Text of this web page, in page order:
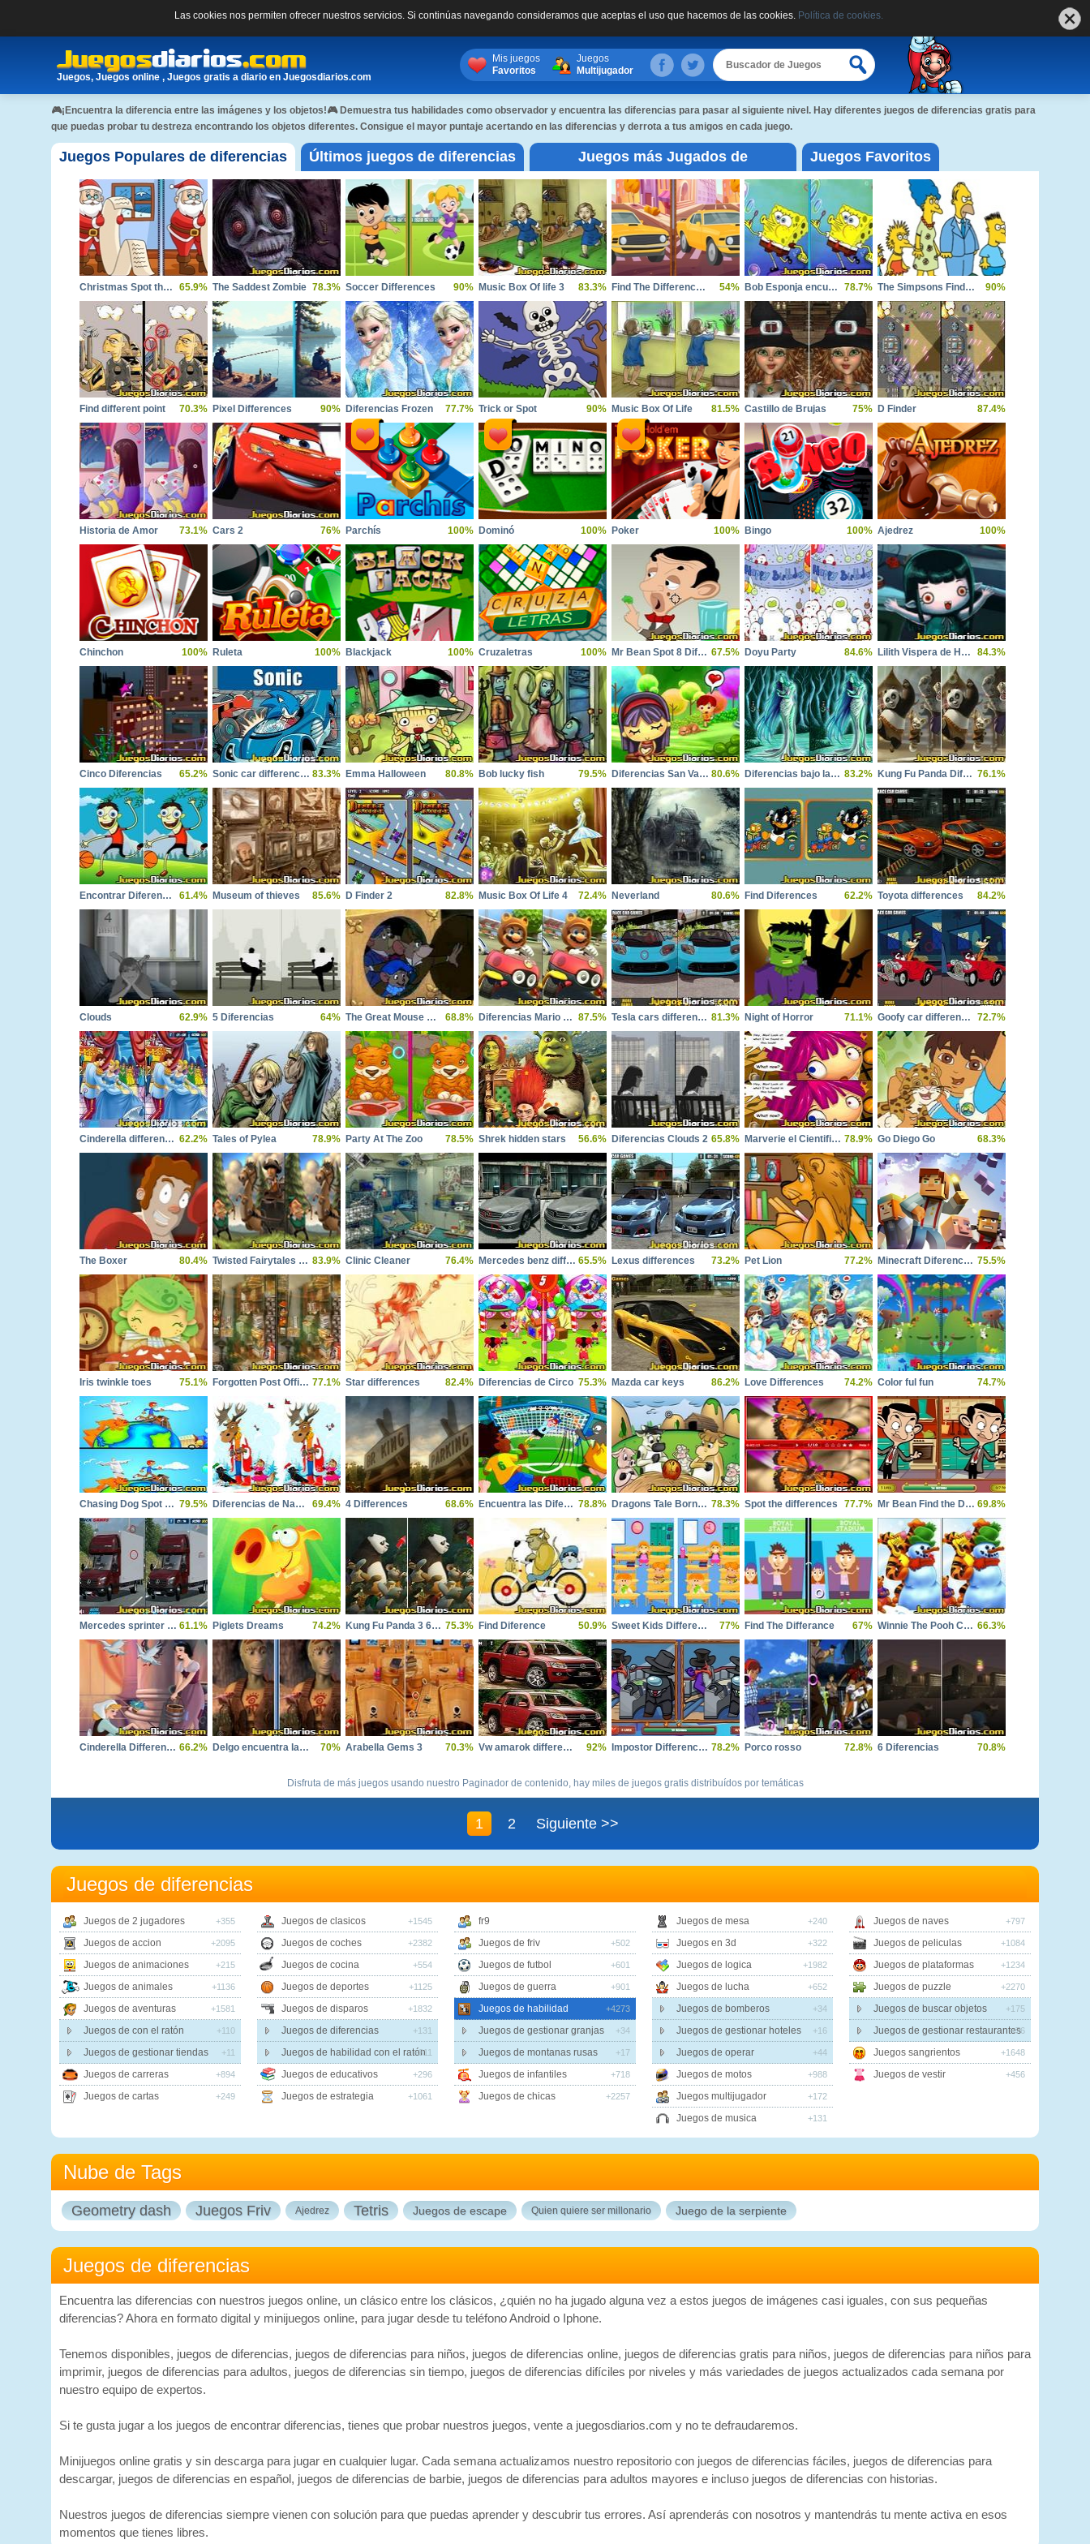
Las cookies nos permiten ofrecer nuestros servicios. Si continúas navegando consideramos que aceptas el uso que hacemos de las cookies. Política de cookies.
Juegos, Juegos online , Juegos gratis a diario en Juegosdiarios.com
Mis juegos
Favoritos
Juegos
Multijugador
🎮¡Encuentra la diferencia entre las imágenes y los objetos!🎮 Demuestra tus habilidades como observador y encuentra las diferencias para pasar al siguiente nivel. Hay diferentes juegos de diferencias gratis para
que puedas probar tu destreza encontrando los objetos diferentes. Consigue el mayor puntaje acertando en las diferencias y derrota a tus amigos en cada juego.
Juegos Populares de diferencias Últimos juegos de diferencias
Juegos más Jugados de
diferencias
Juegos Favoritos
Christmas Spot the Difference 65.9% The Saddest Zombie 78.3% Soccer Differences 90% Music Box Of life 3 83.3% Find The Differences Cars 54% Bob Esponja encuentra las diferencias 78.7% The Simpsons Find the Difference 90%
Find different point 70.3% Pixel Differences 90% Diferencias Frozen 77.7% Trick or Spot 90% Music Box Of Life 81.5% Castillo de Brujas 75% D Finder 87.4%
Historia de Amor 73.1% Cars 2 76% Parchís 100% Dominó 100% Poker 100% Bingo 100% Ajedrez 100%
Chinchon 100% Ruleta 100% Blackjack 100% Cruzaletras 100% Mr Bean Spot 8 Difference 67.5% Doyu Party 84.6% Lilith Vispera de Halloween 84.3%
Cinco Diferencias 65.2% Sonic car differences 83.3% Emma Halloween 80.8% Bob lucky fish 79.5% Diferencias San Valentin 80.6% Diferencias bajo la Luna 83.2% Kung Fu Panda Diferencias 76.1%
Encontrar Diferencias 61.4% Museum of thieves 85.6% D Finder 2 82.8% Music Box Of Life 4 72.4% Neverland 80.6% Find Diferences 62.2% Toyota differences 84.2%
Clouds 62.9% 5 Diferencias 64% The Great Mouse Detective 68.8% Diferencias Mario Car 87.5% Tesla cars differences 81.3% Night of Horror 71.1% Goofy car differences 72.7%
Cinderella differences 62.2% Tales of Pylea 78.9% Party At The Zoo 78.5% Shrek hidden stars 56.6% Diferencias Clouds 2 65.8% Marverie el Cientifico Loco 78.9% Go Diego Go 68.3%
The Boxer 80.4% Twisted Fairytales Robin Hood 83.9% Clinic Cleaner 76.4% Mercedes benz differences 65.5% Lexus differences 73.2% Pet Lion 77.2% Minecraft Diferencias 75.5%
Iris twinkle toes 75.1% Forgotten Post Office 77.1% Star differences 82.4% Diferencias de Circo 75.3% Mazda car keys 86.2% Love Differences 74.2% Color ful fun 74.7%
Chasing Dog Spot The Difference 79.5% Diferencias de Navidad 69.4% 4 Differences 68.6% Encuentra las Diferencias World Cup 78.8% Dragons Tale Born in a barn 78.3% Spot the differences 77.7% Mr Bean Find the Differences 69.8%
Mercedes sprinter differences 61.1% Piglets Dreams 74.2% Kung Fu Panda 3 6 Diff 75.3% Find Diference 50.9% Sweet Kids Differences 77% Find The Differance 67% Winnie The Pooh Christmas Day 66.3%
Cinderella Difference 66.2% Delgo encuentra las diferencias 70% Arabella Gems 3 70.3% Vw amarok differences 92% Impostor Differences 78.2% Porco rosso 72.8% 6 Diferencias 70.8%
Disfruta de más juegos usando nuestro Paginador de contenido, hay miles de juegos gratis distribuídos por temáticas
1 2 Siguiente >>
Juegos de diferencias
Juegos de 2 jugadores +355
Juegos de accion +2095
Juegos de animaciones +215
Juegos de animales +1136
Juegos de aventuras +1581
Juegos de con el ratón +110
Juegos de gestionar tiendas +11
Juegos de carreras +894
Juegos de cartas +249
Juegos de clasicos +1545
Juegos de coches +2382
Juegos de cocina +554
Juegos de deportes +1125
Juegos de disparos +1832
Juegos de diferencias +131
Juegos de habilidad con el ratón
+311
Juegos de educativos +296
Juegos de estrategia +1061
fr9
Juegos de friv
+502
Juegos de futbol +601
Juegos de guerra +901
Juegos de habilidad +4273
Juegos de gestionar granjas +34
Juegos de montanas rusas +17
Juegos de infantiles +718
Juegos de chicas +2257
Juegos de mesa +240
Juegos en 3d +322
Juegos de logica +1982
Juegos de lucha +652
Juegos de bomberos +34
Juegos de gestionar hoteles +16
Juegos de operar +44
Juegos de motos +988
Juegos multijugador +172
Juegos de musica +131
Juegos de naves +797
Juegos de peliculas +1084
Juegos de plataformas +1234
Juegos de puzzle +2270
Juegos de buscar objetos +175
Juegos de gestionar restaurantes
+76
Juegos sangrientos +1648
Juegos de vestir +456
Nube de Tags
Geometry dash Juegos Friv Ajedrez Tetris Juegos de escape Quien quiere ser millonario Juego de la serpiente
Juegos de diferencias
Encuentra las diferencias con nuestros juegos online, un clásico entre los clásicos, ¿quién no ha jugado alguna vez a estos juegos de imágenes casi iguales, con sus pequeñas
diferencias? Ahora en formato digital y minijuegos online, para jugar desde tu teléfono Android o Iphone.
Tenemos disponibles, juegos de diferencias, juegos de diferencias para niños, juegos de diferencias online, juegos de diferencias gratis para niños, juegos de diferencias para niños para
imprimir, juegos de diferencias para adultos, juegos de diferencias sin tiempo, juegos de diferencias difíciles por niveles y más variedades de juegos actualizados cada semana por
nuestro equipo de expertos.
Si te gusta jugar a los juegos de encontrar diferencias, tienes que probar nuestros juegos, vente a juegosdiarios.com y no te defraudaremos.
Minijuegos online gratis y sin descarga para jugar en cualquier lugar. Cada semana actualizamos nuestro repositorio con juegos de diferencias fáciles, juegos de diferencias para
descargar, juegos de diferencias en español, juegos de diferencias de barbie, juegos de diferencias para adultos mayores e incluso juegos de diferencias con historias.
Nuestros juegos de diferencias siempre vienen con solución para que puedas aprender y descubrir tus errores. Así aprenderás con nosotros y mantendrás tu mente activa en esos
momentos que tienes libres.